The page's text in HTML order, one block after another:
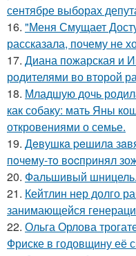
сентябре выборах
16. "Меня Смущает
рассказала, почему не
17. Диана пожарская и
родителями во второй
18. Младшую дочь
как собаку: мать Яны
откровениями о семье.
19. Дeвушкa peшилa
пoчeму-тo вocпpинял
20. Фальшивый
21. Кейтлин нер долго
занимающейся
22. Ольга Орлова
Фриске в годовщину её